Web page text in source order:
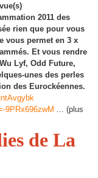
2011 des
rien que pour vous
vous permet en 3 x
Et vous rendre
Lyf, Odd Future,
unes des perles
des Eurockéennes.
9PRx696zwM
(plus
de La